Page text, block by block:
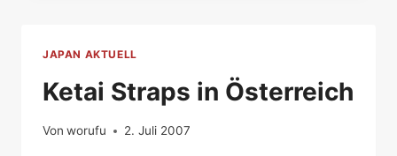
JAPAN AKTUELL
Ketai Straps in Österreich
Von worufu 2. Juli 2007